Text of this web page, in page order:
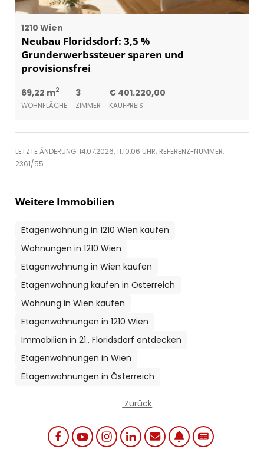
1210 Wien
Neubau Floridsdorf: 3,5 %
Grunderwerbssteuer sparen und
provisionsfrei
69,22 m2
WOHNFLÄCHE
3
ZIMMER
€ 401.220,00
KAUFPREIS
LETZTE ÄNDERUNG: 14.07.2026, 11:10:06 UHR; REFERENZ-NUMMER:
2361/55
Weitere Immobilien
Etagenwohnung in 1210 Wien kaufen
Wohnungen in 1210 Wien
Etagenwohnung in Wien kaufen
Etagenwohnung kaufen in Österreich
Wohnung in Wien kaufen
Etagenwohnungen in 1210 Wien
Immobilien in 21., Floridsdorf entdecken
Etagenwohnungen in Wien
Etagenwohnungen in Österreich
Zurück
Social links menu